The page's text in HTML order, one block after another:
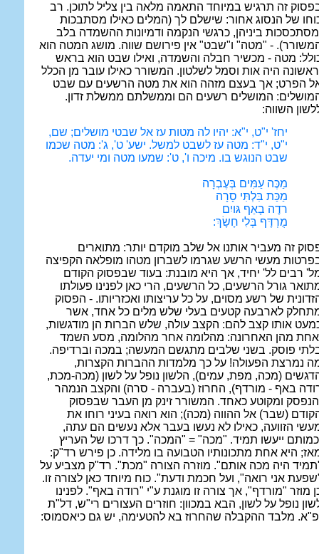
זה תרגיש במיוחד התאמה מלאה בין צליל לתוכן. רב
של הנסוג אחור: שישלם לך (המלים כאילו מסתבכות
ביניהן, כרגשי הנקמה ודמיונות ההשמדה בלב
- "מטה" ו"שבט" אין פירושם שווה. מושג המטה הוא
מטה - מכשיר חבלה והשמדה, ואילו שבט הוא בראש
היה אות וסמל לשלטון. המשורר כאילו עובר מן הכלל
הפרט; אך בעצם מזהה הוא את מטה הרשעים עם שבט
המושלים רשעים הם וממשלתם ממשלת זדון.
השווה:
יחז' י"ט, י"א: יהיו לה מטות עז אל שבטי מושלים; שם,
י"ט, י"ד: מטה עז לשבט למשל. ישע' ט', ג': מטה שכמו
שבט הנוגש בו. מיכה ו', ט': שמעו מטה ומי יעדה.
מַכֶּה עַמִּים בְּעֶבְרָה
מַכַּת בִּלְתִּי סָרָה
רדֶה בָאַף גּויִם
מֻרְדָּף בְּלִי חָשָׂךְ:
זה מעביר אותנו אל שלב מוקדם יותר: מתוארים
מעשי הרשע שגרמו לשברון מטהו מופלאה הקפיצה
רבים לל' יחיד, אך היא מובנת: בעוד שבפסוק הקודם
גורל הרשעים, כל הרשעים, הרי כאן לפנינו פעולתו
של רשע מסוים, על כל עריצותו ואכזריותו. - הפסוק
לארבעה קטעים בעלי שלש מלים כל אחד, אשר
אותו קצב להם: הקצב עולה, שלש הברות הן מודגשות,
מהן האחרונה: מהלומה אחר מהלומה, מסע השמד
פוסק. בשני שלבים מתגשם המעשה; במכה וברדיפה.
נמרצת הפעולה! על כך מלמדות ההברות הקצרות,
(מכה, מפת, עמים), הלשון נופל על לשון (מכה-מכת,
באף - מורדף), החרוז (בעברה - סרה) והקצב הנמהר
ומקוטע כאחד. המשורר זינק מן העבר שבפסוק
(שבר) אל ההווה (מכה); הוא רואה בעיני רוחו את
הזוועה, כאילו לא נעשו בעבר אלא נעשים הם עתה,
ייעשו תמיד. "מכה" = "המכה". כך דרכו של העריץ
היא אחת מתכונותיו הטבועה בו מלידה. כן פירש רד"ק:
היה מכה אותם". מוזרה הצורה "מכת". רד"ק מצביע על
אני רואה", ועל חכמת ודעת". כוח מיוחד כאן לצורה זו.
מוזר "מורדף", אך צורה זו מוגנת ע"י "רודה באף". לפנינו
נופל על לשון, הבא במכוון: חוזרים העצורים רי"ש, דל"ת
מלבד ההקבלה שהחרוז בא להטעימה, יש גם כיאסמוס: